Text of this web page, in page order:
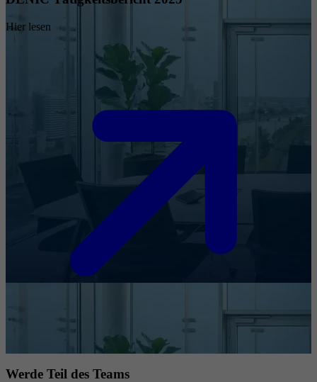
Hier lesen
Werde Teil des Teams